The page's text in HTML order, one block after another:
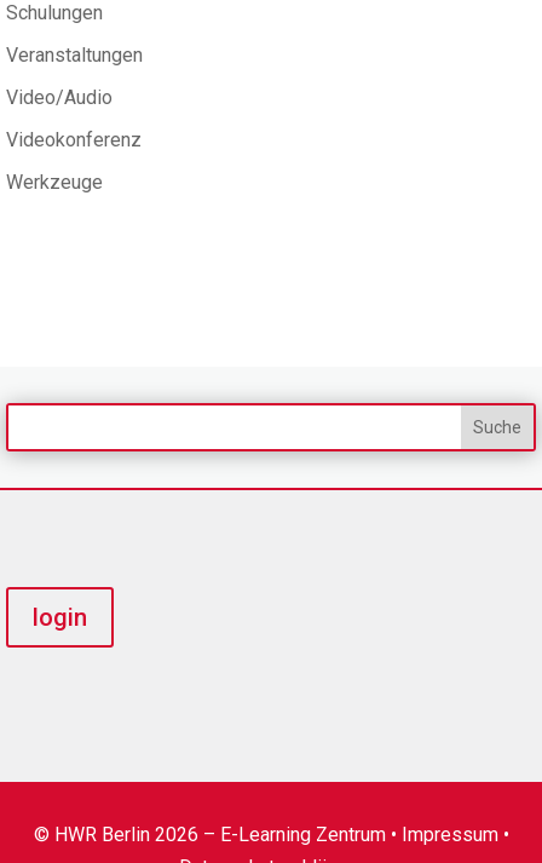
Schulungen
Veranstaltungen
Video/Audio
Videokonferenz
Werkzeuge
login
© HWR Berlin 2026 – E-Learning Zentrum • Impressum•